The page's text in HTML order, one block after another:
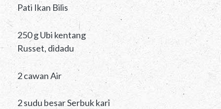
Pati Ikan Bilis
250 g Ubi kentang
Russet, didadu
2 cawan Air
2 sudu besar Serbuk kari